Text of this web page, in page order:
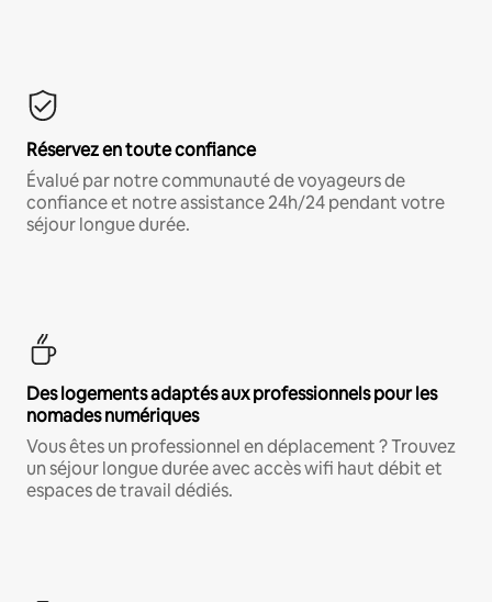
Réservez en toute confiance
Évalué par notre communauté de voyageurs de
confiance et notre assistance 24h/24 pendant votre
séjour longue durée.
Des logements adaptés aux professionnels pour les
nomades numériques
Vous êtes un professionnel en déplacement ? Trouvez
un séjour longue durée avec accès wifi haut débit et
espaces de travail dédiés.